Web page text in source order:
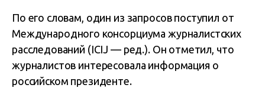
По его словам, один из запросов поступил от
Международного консорциума журналистских
расследований (ICIJ — ред.). Он отметил, что
журналистов интересовала информация о
российском президенте.